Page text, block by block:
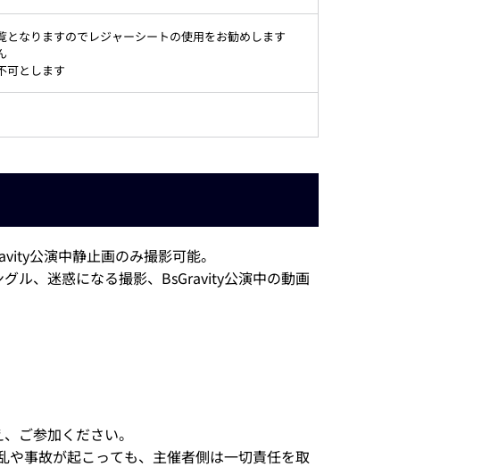
となりますのでレジャーシートの使用をお勧めします
可とします
公演中静止画のみ撮影可能。
ル、迷惑になる撮影、BsGravity公演中の動画
え、ご参加ください。
事故が起こっても、主催者側は一切責任を取